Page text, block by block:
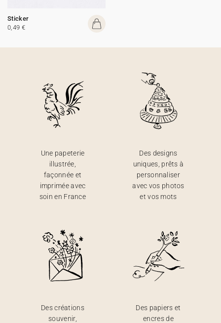
Sticker
0,49 €
Une papeterie
illustrée,
façonnée et
imprimée avec
soin en France
Des designs
uniques, prêts à
personnaliser
avec vos photos
et vos mots
Des créations
souvenir,
Des papiers et
encres de